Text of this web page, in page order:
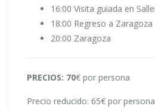
16:00 Visita guiada en
18:00 Regreso a Zaragoza
20:00 Zaragoza
PRECIOS: 70€ por persona
Precio reducido: 65€ por